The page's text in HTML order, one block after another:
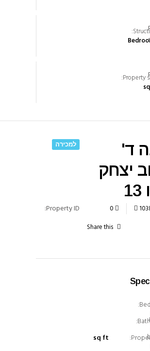
Property
ד'
יצחק
למכירה
0
Share this
Property ID:
sq ft